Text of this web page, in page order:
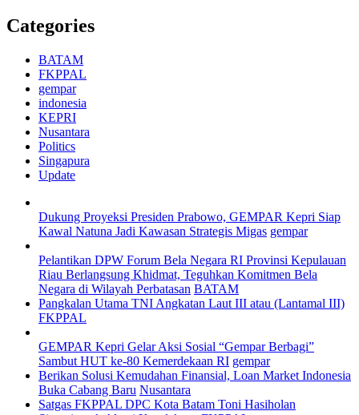
Categories
BATAM
FKPPAL
gempar
indonesia
KEPRI
Nusantara
Politics
Singapura
Update
Dukung Proyeksi Presiden Prabowo, GEMPAR Kepri Siap
Kawal Natuna Jadi Kawasan Strategis Migas gempar
Pelantikan DPW Forum Bela Negara RI Provinsi Kepulauan
Riau Berlangsung Khidmat, Teguhkan Komitmen Bela
Negara di Wilayah Perbatasan BATAM
Pangkalan Utama TNI Angkatan Laut III atau (Lantamal III)
FKPPAL
GEMPAR Kepri Gelar Aksi Sosial “Gempar Berbagi”
Sambut HUT ke-80 Kemerdekaan RI gempar
Berikan Solusi Kemudahan Finansial, Loan Market Indonesia
Buka Cabang Baru Nusantara
Satgas FKPPAL DPC Kota Batam Toni Hasiholan